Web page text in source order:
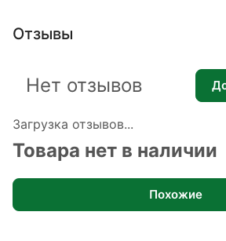
Отзывы
Загрузка отзывов...
Нет отзывов
Товара нет в наличии
Похожие